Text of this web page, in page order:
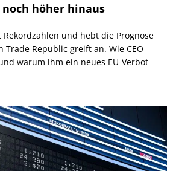
höher hinaus
Rekordzahlen und hebt die Prognose
Trade Republic greift an. Wie CEO
warum ihm ein neues EU-Verbot